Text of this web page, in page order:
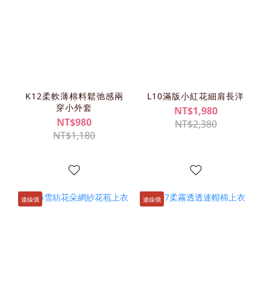
K12柔軟薄棉料鬆弛感兩
穿小外套
NT$980
NT$1,180
L10滿版小紅花細肩長洋
NT$1,980
NT$2,380
連線價 連線價